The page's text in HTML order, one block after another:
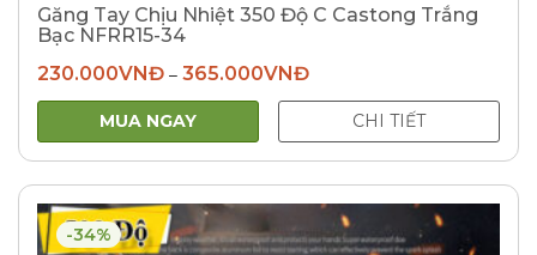
Găng Tay Chịu Nhiệt 350 Độ C Castong Trắng
Bạc NFRR15-34
230.000VNĐ– 365.000VNĐ
MUA NGAY CHI TIẾT
-34%